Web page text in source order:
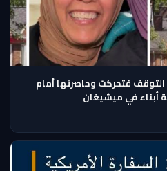
فتحركت وحاصرتها أمام
أبناء في ميشيغان